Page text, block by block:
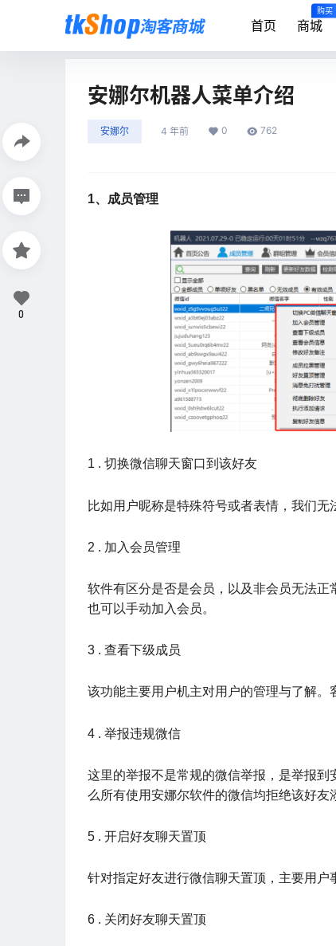
首页 商城
购买
安娜尔机器人菜单介绍
安娜尔 4 年前 0 762
1、成员管理
1 . 切换微信聊天窗口到该好友
比如用户昵称是特殊符号或者表情，我们
2 . 加入会员管理
软件有区分是否是会员，以及非会员无法
也可以手动加入会员。
3 . 查看下级成员
该功能主要用户机主对用户的管理与了解。
4 . 举报违规微信
这里的举报不是常规的微信举报，是举报
么所有使用安娜尔软件的微信均拒绝该好友
5 . 开启好友聊天置顶
针对指定好友进行微信聊天置顶，主要用户
6 . 关闭好友聊天置顶
0